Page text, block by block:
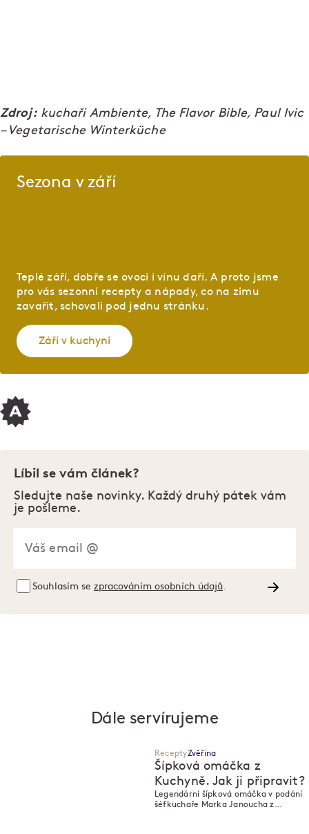
Zdroj: kuchaři Ambiente, The Flavor Bible, Paul Ivic
– Vegetarische Winterküche
Sezona v září
Teplé září, dobře se ovoci i vínu daří. A proto jsme
pro vás sezonní recepty a nápady, co na zimu
zavařit, schovali pod jednu stránku.
Září v kuchyni
Líbil se vám článek?
Sledujte naše novinky. Každý druhý pátek vám
je pošleme.
Souhlasím se zpracováním osobních údajů
Dále servírujeme
ReceptyZvěřina
Šípková omáčka z
Kuchyně. Jak ji připravit?
Legendární šípková omáčka v podání
šéfkuchaře Marka Janoucha z